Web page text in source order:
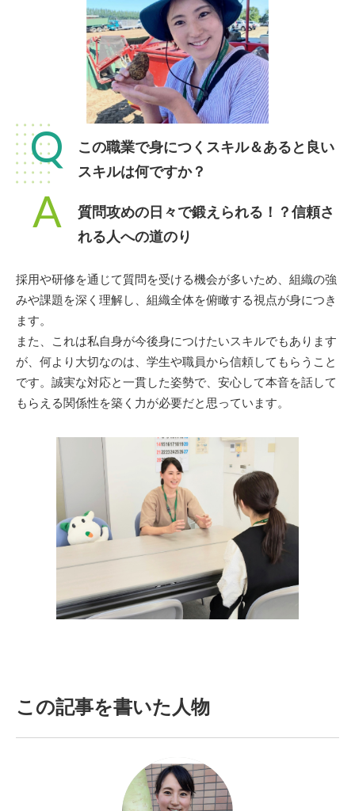
Q
この職業で身につくスキル＆あると良い
スキルは何ですか？
A
質問攻めの日々で鍛えられる！？信頼さ
れる人への道のり
採用や研修を通じて質問を受ける機会が多いため、組織の強
みや課題を深く理解し、組織全体を俯瞰する視点が身につき
ます。
また、これは私自身が今後身につけたいスキルでもあります
が、何より大切なのは、学生や職員から信頼してもらうこと
です。誠実な対応と一貫した姿勢で、安心して本音を話して
もらえる関係性を築く力が必要だと思っています。
この記事を書いた人物